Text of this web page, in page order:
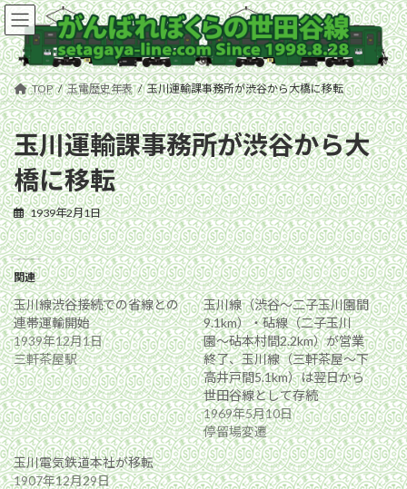
コ
ン
テ
ン
ツ
へ
ス
キ
ッ
プ
ナ
ビ
ゲ
ー
シ
ョ
ン
に
移
動
TOP 玉電歴史年表 玉川運輸課事務所が渋谷から大橋に移転
玉川運輸課事務所が渋谷から大
橋に移転
1939年2月1日
関連
玉川線渋谷接続での省線との
連帯運輸開始
1939年12月1日
三軒茶屋駅
玉川線（渋谷〜二子玉川園間
9.1km）・砧線（二子玉川
園〜砧本村間2.2km）が営業
終了、玉川線（三軒茶屋〜下
高井戸間5.1km）は翌日から
世田谷線として存続
1969年5月10日
停留場変遷
玉川電気鉄道本社が移転
1907年12月29日